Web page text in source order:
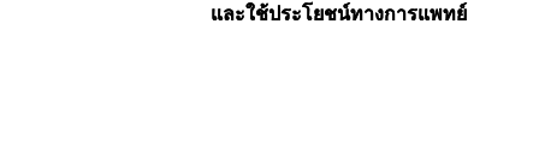
และใช้ประโยชน์ทางการแพทย์